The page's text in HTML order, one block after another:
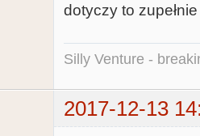
dotyczy to
Silly Venture -
2017-12-13